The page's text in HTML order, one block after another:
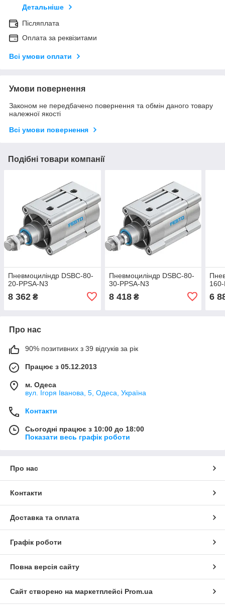
Детальніше
Післяплата
Оплата за реквізитами
Всі умови оплати
Умови повернення
Законом не передбачено повернення та обмін даного товару
належної якості
Всі умови повернення
Подібні товари компанії
Пневмоциліндр DSBC-80-
20-PPSA-N3
8 362 ₴
Пневмоциліндр DSBC-80-
30-PPSA-N3
8 418₴ 6
Про нас
90% позитивних з 39 відгуків за рік
Працює з 05.12.2013
м. Одеса
вул. Ігоря Іванова, 5, Одеса, Україна
Контакти
Сьогодні працює з 10:00 до 18:00
Показати весь графік роботи
Про нас
Контакти
Доставка та оплата
Графік роботи
Повна версія сайту
Сайт створено на маркетплейсі Prom.ua